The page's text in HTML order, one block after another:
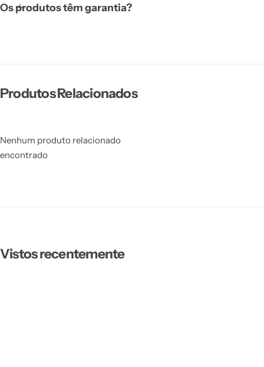
Os produtos têm garantia?
Produtos Relacionados
Nenhum produto relacionado
encontrado
Vistos recentemente